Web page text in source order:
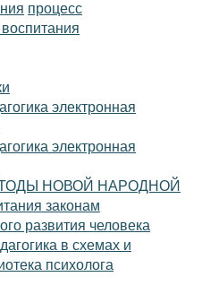
процесс
электронная
электронная
НОВОЙ НАРОДНОЙ
законам
развития человека
в схемах и
психолога